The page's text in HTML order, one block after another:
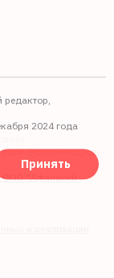
2024 года
(Роскомнадзор).
ООО "Афанасий-
и реализации
Принять